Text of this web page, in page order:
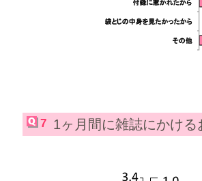
7 1ヶ月間に雑誌にかけ